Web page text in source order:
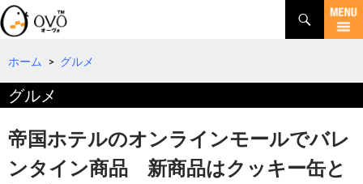
検
索
コ
テ
ツ
へ
移
ホーム > グルメ
グルメ
帝国ホテルのオンラインモールでバレ
ンタイン商品 新商品はクッキー缶と